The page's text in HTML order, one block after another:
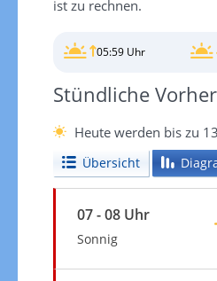
ist zu rechnen.
05:59 Uhr
Stündliche
Heute werden bis zu
Übersicht
07 - 08 Uhr
Sonnig